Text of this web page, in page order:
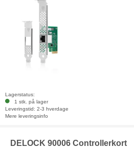
Lagerstatus:
1 stk. på lager
Leveringstid: 2-3 hverdage
Mere leveringsinfo
DELOCK 90006 Controllerkort